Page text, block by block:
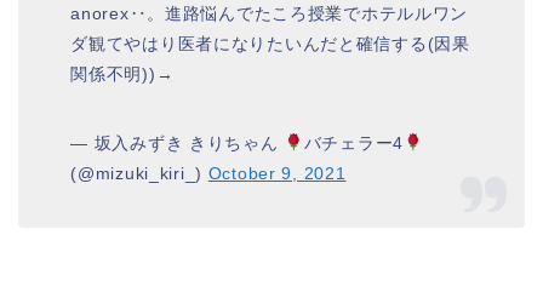
anorex‥。進路悩んでたころ授業でホテルルワン
ダ観てやはり医者になりたいんだと確信する(因果
関係不明))→
— 坂入みずき きりちゃん
バチェラー4
(@mizuki_kiri_) October 9, 2021